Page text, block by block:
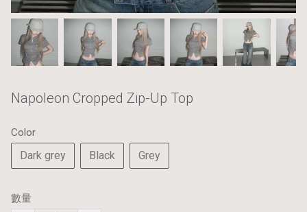
Napoleon Cropped Zip-Up Top
Color
Dark grey Black Grey
數量